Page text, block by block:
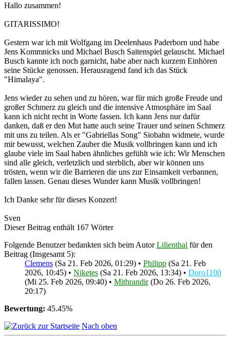
Hallo zusammen!
GITARISSIMO!
Gestern war ich mit Wolfgang im Deelenhaus Paderborn und habe
Jens Kommnicks und Michael Busch Saitenspiel gelauscht. Michael
Busch kannte ich noch garnicht, habe aber nach kurzem Einhören
seine Stücke genossen. Herausragend fand ich das Stück
"Himalaya".
Jens wieder zu sehen und zu hören, war für mich große Freude und
großer Schmerz zu gleich und die intensive Atmosphäre im Saal
kann ich nicht recht in Worte fassen. Ich kann Jens nur dafür
danken, daß er den Mut hatte auch seine Trauer und seinen Schmerz
mit uns zu teilen. Als er "Gabriellas Song" Siobahn widmete, wurde
mir bewusst, welchen Zauber die Musik vollbringen kann und ich
glaube viele im Saal haben ähnliches gefühlt wie ich: Wir Menschen
sind alle gleich, verletzlich und sterblich, aber wir können uns
trösten, wenn wir die Barrieren die uns zur Einsamkeit verbannen,
fallen lassen. Genau dieses Wunder kann Musik vollbringen!
Ich Danke sehr für dieses Konzert!
Sven
Dieser Beitrag enthält 167 Wörter
Folgende Benutzer bedankten sich beim AutorLilienthal für den
Beitrag (Insgesamt 5):
Clemens (Sa 21. Feb 2026, 01:29) • Philipp (Sa 21. Feb
2026, 10:45) • Niketes (Sa 21. Feb 2026, 13:34) • Doro1100
(Mi 25. Feb 2026, 09:40) • Mithrandir(Do 26. Feb 2026,
20:17)
Bewertung: 45.45%
Nach oben